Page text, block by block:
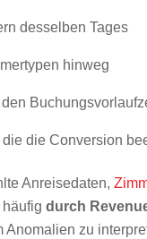
desselben Tages
hinweg
die Conversion
Anreisedaten,
durch
zu